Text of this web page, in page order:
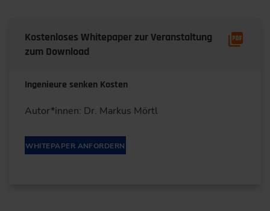
Kostenloses Whitepaper zur Veranstaltung
zum Download
Ingenieure senken Kosten
Autor*innen: Dr. Markus Mörtl
WHITEPAPER ANFORDERN